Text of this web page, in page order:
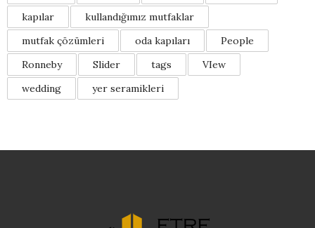
kapılar
kullandığımız mutfaklar
mutfak çözümleri
oda kapıları
People
Ronneby
Slider tags
VIew
wedding
yer seramikleri